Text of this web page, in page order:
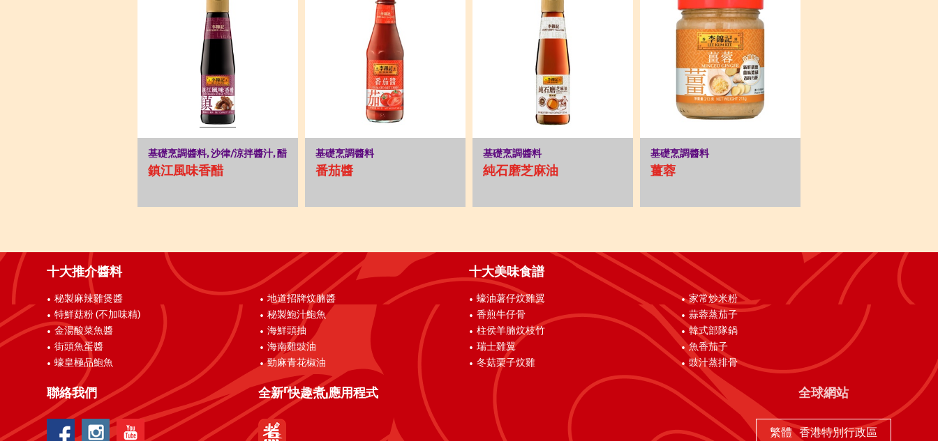
基礎烹調醬料, 沙律/涼拌醬汁, 醋
鎮江風味香醋
基礎烹調醬料
番茄醬
基礎烹調醬料
純石磨芝麻油
基礎烹調醬料
薑蓉
十大推介醬料
秘製麻辣雞煲醬
特鮮菇粉 (不加味精)
金湯酸菜魚醬
街頭魚蛋醬
蠔皇極品鮑魚
地道招牌炆腩醬
秘製鮑汁鮑魚
海鮮頭抽
海南雞豉油
勁麻青花椒油
十大美味食譜
蠔油薯仔炆雞翼
香煎牛仔骨
柱侯羊腩炆枝竹
瑞士雞翼
冬菇栗子炆雞
家常炒米粉
蒜蓉蒸茄子
韓式部隊鍋
魚香茄子
豉汁蒸排骨
聯絡我們 全新「快趣煮」應用程式 全球網站
繁體 香港特別行政區